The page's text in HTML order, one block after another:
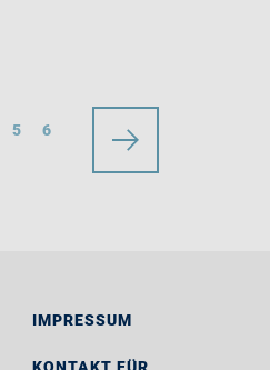
5 6
IMPRESSUM